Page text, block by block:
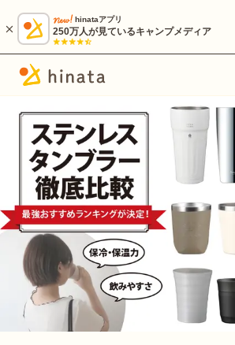
hinataアプリ
250万人が見ているキャンプメディア